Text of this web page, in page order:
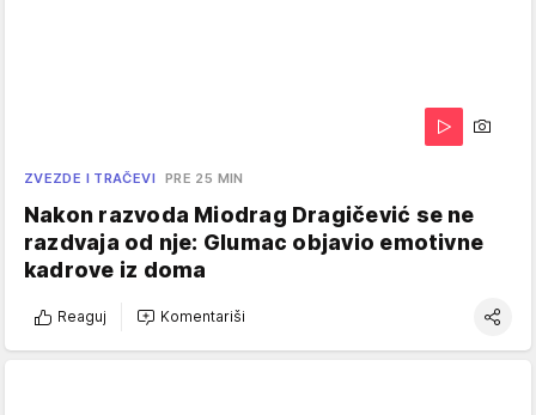
ZVEZDE I TRAČEVI PRE 25 MIN
Nakon razvoda Miodrag Dragičević se ne
razdvaja od nje: Glumac objavio emotivne
kadrove iz doma
Reaguj Komentariši